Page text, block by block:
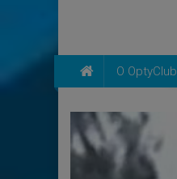
O OptyClub